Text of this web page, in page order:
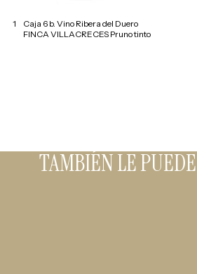
1
Caja 6 b. Vino Ribera del Duero
FINCA VILLACRECES Pruno tinto
TAMBIÉN LE